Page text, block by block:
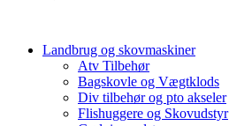
Landbrug og skovmaskiner
Atv Tilbehør
Bagskovle og Vægtklods
Div tilbehør og pto akseler
Flishuggere og Skovudstyr